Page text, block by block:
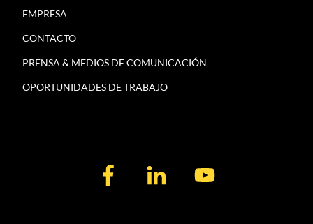
EMPRESA
CONTACTO
PRENSA & MEDIOS DE COMUNICACIÓN
OPORTUNIDADES DE TRABAJO